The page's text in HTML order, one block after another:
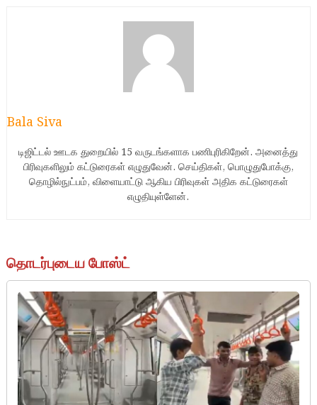
Bala Siva
டிஜிட்டல் ஊடக துறையில் 15 வருடங்களாக பணிபுரிகிறேன். அனைத்து
பிரிவுகளிலும் கட்டுரைகள் எழுதுவேன். செய்திகள், பொழுதுபோக்கு,
தொழில்நுட்பம், விளையாட்டு ஆகிய பிரிவுகள் அதிக கட்டுரைகள்
எழுதியுள்ளேன்.
தொடர்புடைய போஸ்ட்